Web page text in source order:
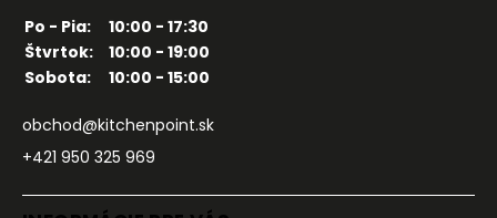
Po - Pia:
10:00 - 17:30
Štvrtok:
10:00 - 19:00
Sobota:
10:00 - 15:00
obchod@kitchenpoint.sk
+421 950 325 969